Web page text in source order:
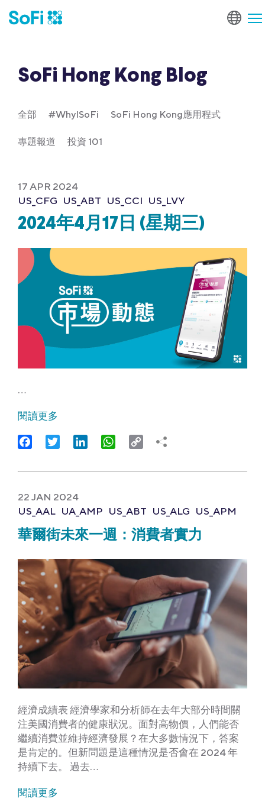
SoFi Hong Kong Blog
全部 #WhyISoFi SoFi Hong Kong應用程式
專題報道 投資 101
17 APR 2024
US_CFG US_ABT US_CCI US_LVY
2024年4月17日 (星期三)
…
閱讀更多
FacebookTwitter LinkedIn WhatsApp
Copy
22 JAN 2024
US_AAL UA_AMP US_ABT US_ALG US_APM
華爾街未來一週：消費者實力
經濟成績表 經濟學家和分析師在去年大部分時間關
注美國消費者的健康狀況。面對高物價，人們能否
繼續消費並維持經濟發展？在大多數情況下，答案
是肯定的。但新問題是這種情況是否會在 2024 年
持續下去。 過去…
閱讀更多